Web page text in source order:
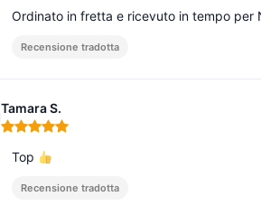
Ordinato in fretta e ricevuto in tempo
Recensione tradotta
Tamara S.
Nota: 5 su 5
Top
Recensione tradotta